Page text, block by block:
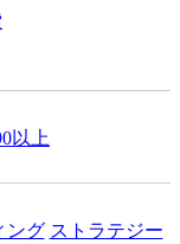
以上
ング ストラテジー